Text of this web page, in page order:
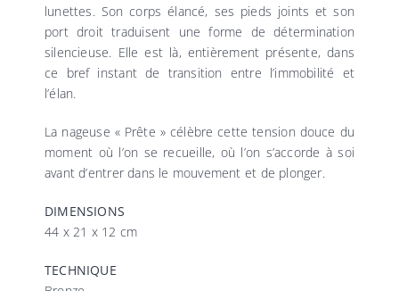
lunettes. Son corps élancé, ses pieds joints et son
port droit traduisent une forme de détermination
silencieuse. Elle est là, entièrement présente, dans
ce bref instant de transition entre l’immobilité et
l’élan.
La nageuse « Prête » célèbre cette tension douce du
moment où l’on se recueille, où l’on s’accorde à soi
avant d’entrer dans le mouvement et de plonger.
DIMENSIONS
44 x 21 x 12 cm
TECHNIQUE